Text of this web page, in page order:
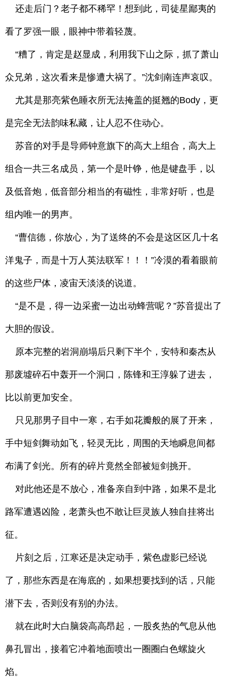
还走后门？老子都不稀罕！想到此，司徒星鄙夷的
看了罗强一眼，眼神中带着轻蔑。
“糟了，肯定是赵显成，利用我下山之际，抓了萧山
众兄弟，这次看来是惨遭大祸了。”沈剑南连声哀叹。
尤其是那亮紫色睡衣所无法掩盖的挺翘的Body，更
是完全无法韵味私藏，让人忍不住动心。
苏音的对手是导师钟意旗下的高大上组合，高大上
组合一共三名成员，第一个是叶铮，他是键盘手，以
及低音炮，低音部分相当的有磁性，非常好听，也是
组内唯一的男声。
“曹信德，你放心，为了送终的不会是这区区几十名
洋鬼子，而是十万人英法联军！！！”冷漠的看着眼前
的这些尸体，凌宙天淡淡的说道。
“是不是，得一边采蜜一边出动蜂营呢？”苏音提出了
大胆的假设。
原本完整的岩洞崩塌后只剩下半个，安特和秦杰从
那废墟碎石中轰开一个洞口，陈锋和王淳躲了进去，
比以前更加安全。
只见那男子目中一寒，右手如花瓣般的展了开来，
手中短剑舞动如飞，轻灵无比，周围的天地瞬息间都
布满了剑光。所有的碎片竟然全部被短剑挑开。
对此他还是不放心，准备亲自到中路，如果不是北
路军遭遇凶险，老萧头也不敢让巨灵族人独自挂将出
征。
片刻之后，江寒还是决定动手，紫色虚影已经说
了，那些东西是在海底的，如果想要找到的话，只能
潜下去，否则没有别的办法。
就在此时大白脑袋高高昂起，一股炙热的气息从他
鼻孔冒出，接着它冲着地面喷出一圈圈白色螺旋火
焰。